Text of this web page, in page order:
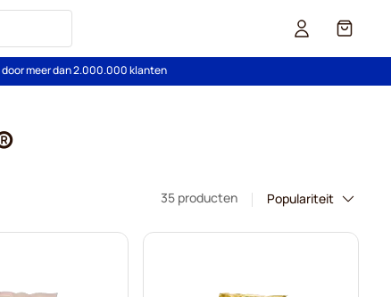
Cart
door meer dan 2.000.000 klanten
35 producten